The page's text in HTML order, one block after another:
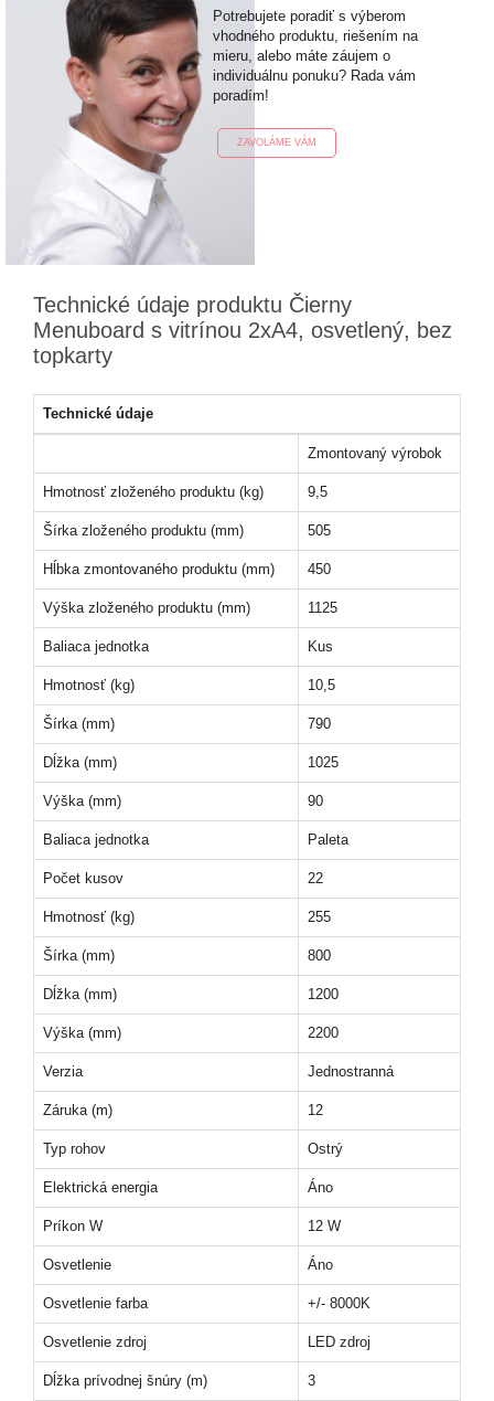
Potrebujete poradiť s výberom
vhodného produktu, riešením na
mieru, alebo máte záujem o
individuálnu ponuku? Rada vám
poradím!
ZAVOLÁME VÁM
Technické údaje produktu Čierny
Menuboard s vitrínou 2xA4, osvetlený, bez
topkarty
Technické údaje
Zmontovaný výrobok
Hmotnosť zloženého produktu (kg) 9,5
Šírka zloženého produktu (mm) 505
Hĺbka zmontovaného produktu (mm) 450
Výška zloženého produktu (mm) 1125
Baliaca jednotka Kus
Hmotnosť (kg) 10,5
Šírka (mm) 790
Dĺžka (mm) 1025
Výška (mm) 90
Baliaca jednotka Paleta
Počet kusov 22
Hmotnosť (kg) 255
Šírka (mm) 800
Dĺžka (mm) 1200
Výška (mm) 2200
Verzia Jednostranná
Záruka (m) 12
Typ rohov Ostrý
Elektrická energia Áno
Príkon W 12 W
Osvetlenie Áno
Osvetlenie farba +/- 8000K
Osvetlenie zdroj LED zdroj
Dĺžka prívodnej šnúry (m) 3